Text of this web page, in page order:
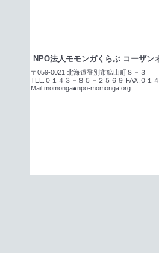
NPO法人モモンガくらぶ コーザン
〒059-0021 北海道登別市鉱山町８－３
TEL.０１４３－８５－２５６９ FAX.０１
Mail momonga●npo-momonga.org